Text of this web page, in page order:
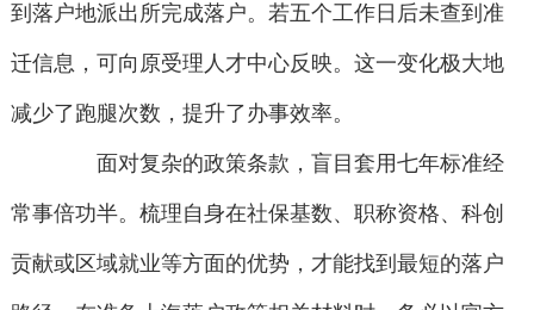
到落户地派出所完成落户。若五个工作日后未查到准
迁信息，可向原受理人才中心反映。这一变化极大地
减少了跑腿次数，提升了办事效率。
面对复杂的政策条款，盲目套用七年标准经
常事倍功半。梳理自身在社保基数、职称资格、科创
贡献或区域就业等方面的优势，才能找到最短的落户